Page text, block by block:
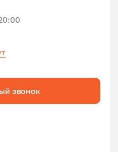
звонок